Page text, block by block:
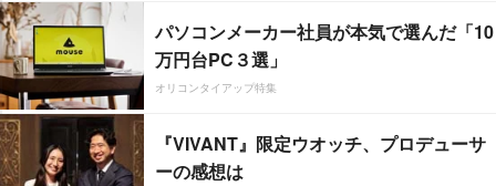
パソコンメーカー社員が本気で選んだ「10
万円台PC３選」
オリコンタイアップ特集
『VIVANT』限定ウオッチ、プロデューサ
ーの感想は